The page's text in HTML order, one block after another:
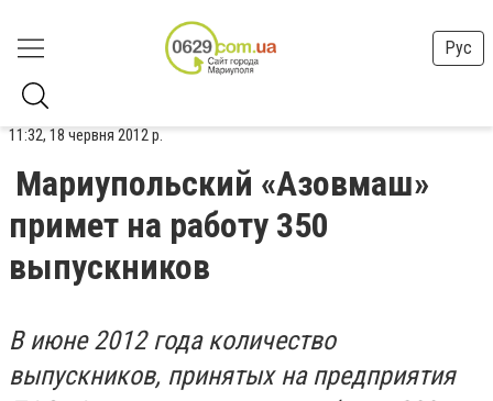
Рус
11:32, 18 червня 2012 р.
Мариупольский «Азовмаш»
примет на работу 350
выпускников
В июне 2012 года количество
выпускников, принятых на предприятия